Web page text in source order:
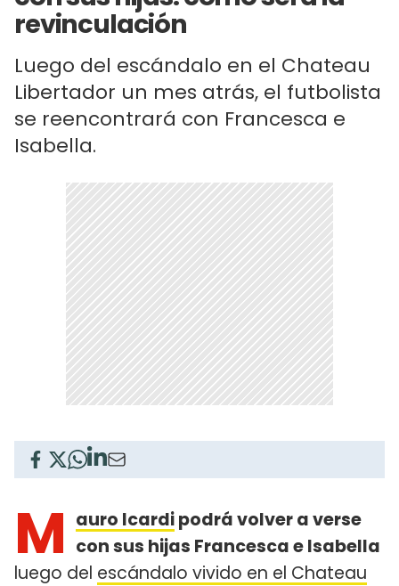
revinculación
Luego del escándalo en el Chateau
Libertador un mes atrás, el futbolista
se reencontrará con Francesca e
Isabella.
M auro Icardipodrá volver a verse
con sus hijas Francesca e Isabella
luego del escándalo vivido en el Chateau